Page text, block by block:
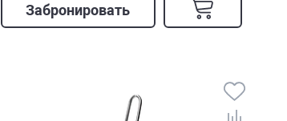
Забронировать